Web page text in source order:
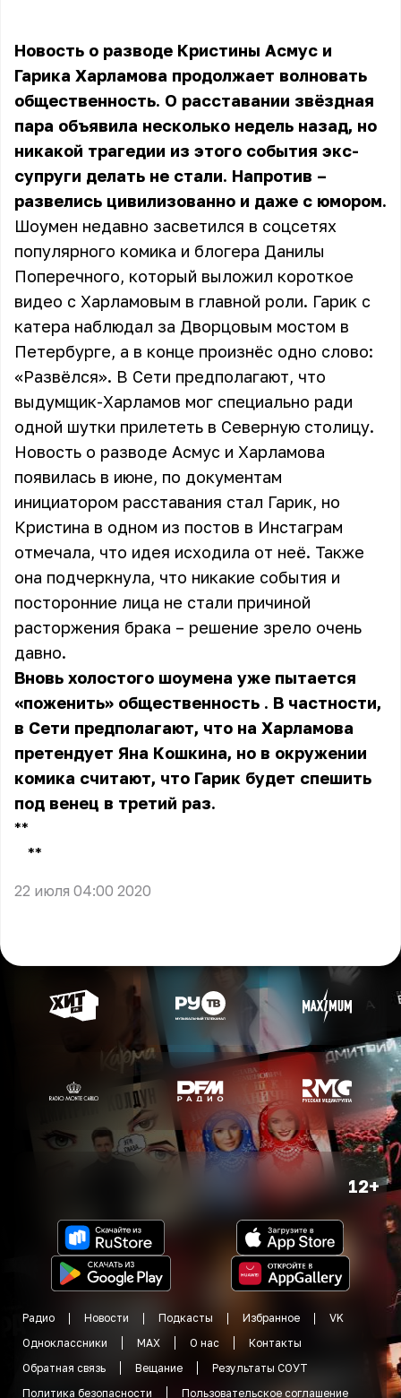
Новость о разводе Кристины Асмус и
Гарика Харламова продолжает волновать
общественность. О расставании звёздная
пара объявила несколько недель назад, но
никакой трагедии из этого события экс-
супруги делать не стали. Напротив –
развелись цивилизованно и даже с юмором.
Шоумен недавно засветился в соцсетях
популярного комика и блогера Данилы
Поперечного, который выложил короткое
видео с Харламовым в главной роли. Гарик с
катера наблюдал за Дворцовым мостом в
Петербурге, а в конце произнёс одно слово:
«Развёлся». В Сети предполагают, что
выдумщик-Харламов мог специально ради
одной шутки прилететь в Северную столицу.
Новость о разводе Асмус и Харламова
появилась в июне, по документам
инициатором расставания стал Гарик, но
Кристина в одном из постов в Инстаграм
отмечала, что идея исходила от неё. Также
она подчеркнула, что никакие события и
посторонние лица не стали причиной
расторжения брака – решение зрело очень
давно.
Вновь холостого шоумена уже пытается
«поженить» общественность . В частности,
в Сети предполагают, что на Харламова
претендует Яна Кошкина, но в окружении
комика считают, что Гарик будет спешить
под венец в третий раз.
**
**
22 июля 04:00 2020
12+
Радио Новости Подкасты Избранное
VK
Одноклассники
MAX О нас
Контакты
Обратная связь
Вещание
Результаты СОУТ
Политика безопасности
Пользовательское соглашение